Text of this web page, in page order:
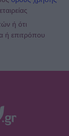
ή ότι
ή επιτρόπου